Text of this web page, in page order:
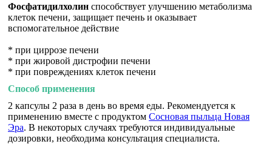
Фосфатидилхолин способствует улучшению метаболизма
клеток печени, защищает печень и оказывает
вспомогательное действие
* при циррозе печени
* при жировой дистрофии печени
* при повреждениях клеток печени
Способ применения
2 капсулы 2 раза в день во время еды. Рекомендуется к
применению вместе с продуктом Сосновая пыльца Новая
Эра. В некоторых случаях требуются индивидуальные
дозировки, необходима консультация специалиста.